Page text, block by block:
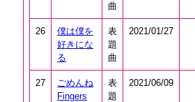
曲
26
僕は僕を
好きにな
る
表
題
曲
2021/01/27
27
ごめんね
Fingers
表
題
2021/06/09